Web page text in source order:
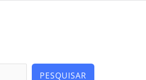
PESQUISAR